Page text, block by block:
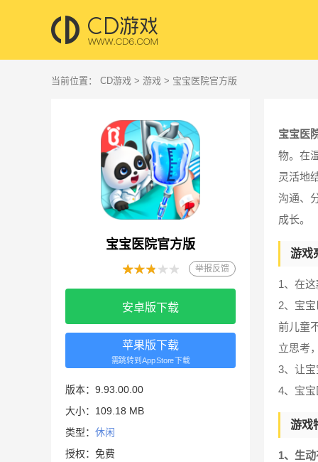
当前位置： CD游戏 > 游戏 > 宝宝医院官方版
宝宝医院官方版
举报反馈
安卓版下载
苹果版下载
需跳转到AppStore下载
版本：9.93.00.00
大小：109.18 MB
类型： 休闲
授权：免费
宝宝医
物。在
灵活地
沟通、
成长。
游戏
1、在
2、宝
前儿童
立思考
3、让
4、宝
游戏
1、生